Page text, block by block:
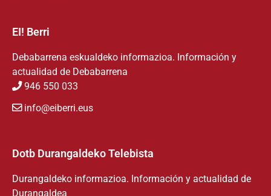
EI! Berri
Debabarrena eskualdeko informazioa. Información y
actualidad de Debabarrena
946 550 033
info@eiberri.eus
Dotb Durangaldeko Telebista
Durangaldeko informazioa. Información y actualidad de
Durangaldea